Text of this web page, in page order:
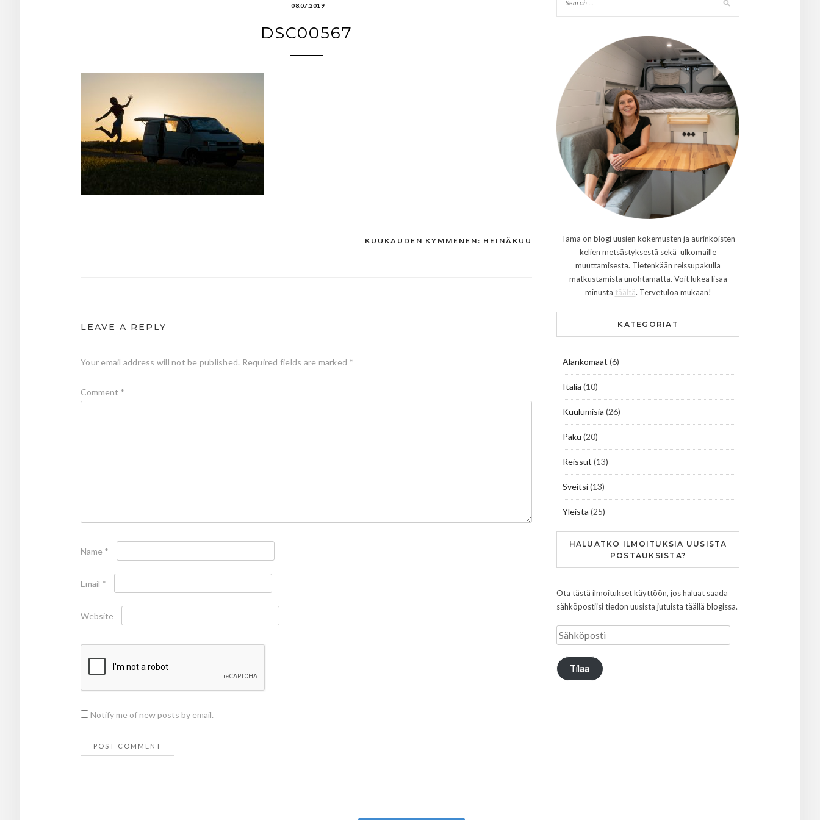
08.07.2019
DSC00567
KUUKAUDEN KYMMENEN: HEINÄKUU
LEAVE A REPLY
Your email address will not be published. Required fields are marked *
Comment *
Name *
Email *
Website
Notify me of new posts by email.
Tämä on blogi uusien kokemusten ja aurinkoisten
kelien metsästyksestä sekä ulkomaille
muuttamisesta. Tietenkään reissupakulla
matkustamista unohtamatta. Voit lukea lisää
minusta täältä. Tervetuloa mukaan!
KATEGORIAT
Alankomaat (6)
Italia (10)
Kuulumisia (26)
Paku (20)
Reissut (13)
Sveitsi(13)
Yleistä (25)
HALUATKO ILMOITUKSIA UUSISTA
POSTAUKSISTA?
Ota tästä ilmoitukset käyttöön, jos haluat saada
sähköpostiisi tiedon uusista jutuista täällä blogissa.
Tilaa